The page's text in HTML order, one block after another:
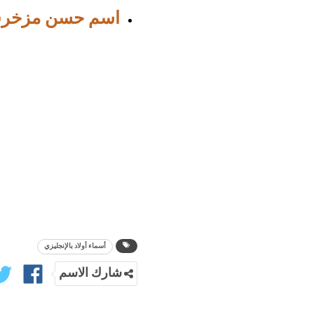
اسم حسن
أسماء أولاد بالإنجليزي
شارك الاسم